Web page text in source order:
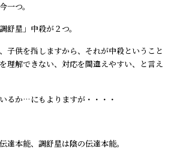
一つ。
舒星」中殺が２つ。
子供を指しますから、それが中殺ということ
理解できない、対応を間違えやすい、と言え
るか…にもよりますが・・・・
達本能、調舒星は陰の伝達本能。